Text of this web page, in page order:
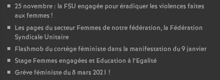
25 novembre : la FSU engagée pour éradiquer les violences faites
aux femmes !
Les pages du secteur Femmes de notre fédération, la Fédération
Syndicale Unitaire
Flashmob du cortège féministe dans la manifestation du 9 janvier
Stage Femmes engagées et Education à l’Egalité
Grève féministe du 8 mars 2021 !